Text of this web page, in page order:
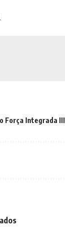
Força Integrada III